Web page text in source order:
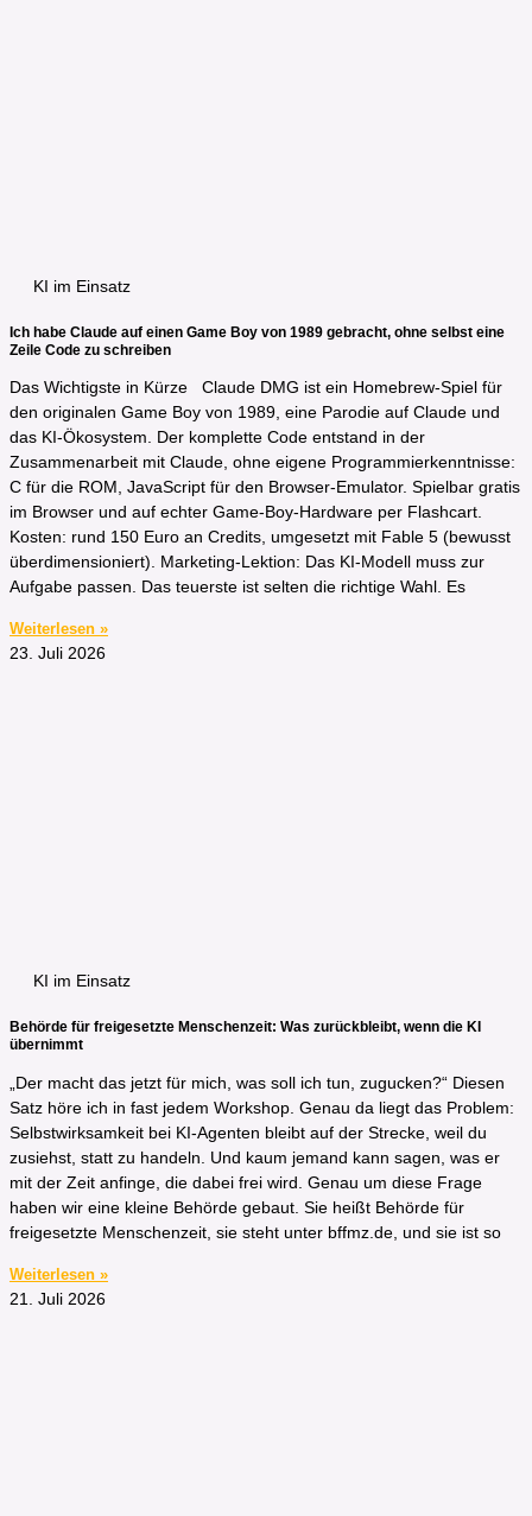
KI im Einsatz
Ich habe Claude auf einen Game Boy von 1989 gebracht, ohne selbst eine
Zeile Code zu schreiben
Das Wichtigste in Kürze​ Claude DMG ist ein Homebrew-Spiel für
den originalen Game Boy von 1989, eine Parodie auf Claude und
das KI-Ökosystem. Der komplette Code entstand in der
Zusammenarbeit mit Claude, ohne eigene Programmierkenntnisse:
C für die ROM, JavaScript für den Browser-Emulator. Spielbar gratis
im Browser und auf echter Game-Boy-Hardware per Flashcart.
Kosten: rund 150 Euro an Credits, umgesetzt mit Fable 5 (bewusst
überdimensioniert). Marketing-Lektion: Das KI-Modell muss zur
Aufgabe passen. Das teuerste ist selten die richtige Wahl. Es
Weiterlesen »
23. Juli 2026
KI im Einsatz
Behörde für freigesetzte Menschenzeit: Was zurückbleibt, wenn die KI
übernimmt
„Der macht das jetzt für mich, was soll ich tun, zugucken?“ Diesen
Satz höre ich in fast jedem Workshop. Genau da liegt das Problem:
Selbstwirksamkeit bei KI-Agenten bleibt auf der Strecke, weil du
zusiehst, statt zu handeln. Und kaum jemand kann sagen, was er
mit der Zeit anfinge, die dabei frei wird. Genau um diese Frage
haben wir eine kleine Behörde gebaut. Sie heißt Behörde für
freigesetzte Menschenzeit, sie steht unter bffmz.de, und sie ist so
Weiterlesen »
21. Juli 2026